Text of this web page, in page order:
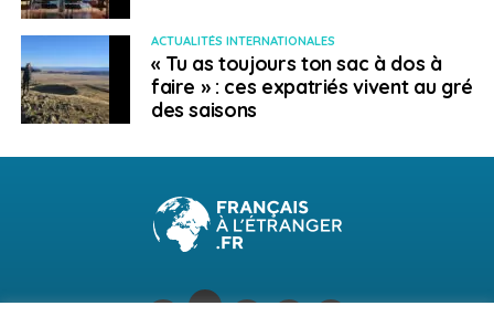
ACTUALITÉS INTERNATIONALES
« Tu as toujours ton sac à dos à
faire » : ces expatriés vivent au gré
des saisons